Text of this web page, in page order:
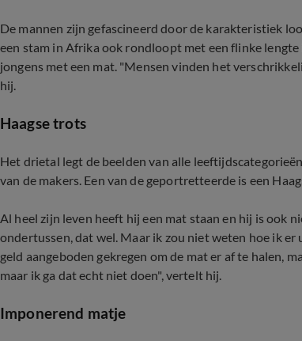
De mannen zijn gefascineerd door de karakteristiek
een stam in Afrika ook rondloopt met een flinke lengte
jongens met een mat. "Mensen vinden het
hij.
Haagse trots
Het drietal legt de beelden van alle
van de makers. Een van de geportretteerde is een
Al heel zijn leven heeft hij een mat staan en hij is ook
ondertussen, dat wel. Maar ik zou niet weten hoe ik
geld aangeboden gekregen om de mat er af te halen,
maar ik ga dat echt niet doen", vertelt hij.
Imponerend matje